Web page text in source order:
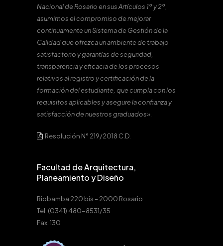
Nacional de Rosario en sus Artículos 1º y 2º,
asumimos el compromiso de mejorar
continuamente un Sistema de Gestión de la
Calidad que ofrezca un ambiente de trabajo
satisfactorio y garantías de seguridad,
transparencia y eficacia de los procesos
relativos al registro y certificación de la
formación del estudiante, que cumpla con los
requisitos aplicables y asegure la confianza y
satisfacción de nuestros graduados».
Resolución N° 219/2018 C.D.
Facultad de Arquitectura,
Planeamiento y Diseño
Riobamba 220 bis – 2000 Rosario
Tel: (0341) 480-8531/35
Fax: 130